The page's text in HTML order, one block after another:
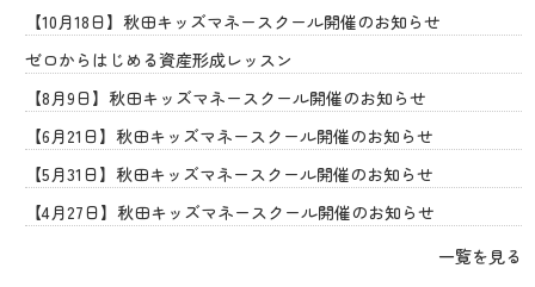
【10月18日】秋田キッズマネースクール開催のお知らせ
ゼロからはじめる資産形成レッスン
【8月9日】秋田キッズマネースクール開催のお知らせ
【6月21日】秋田キッズマネースクール開催のお知らせ
【5月31日】秋田キッズマネースクール開催のお知らせ
【4月27日】秋田キッズマネースクール開催のお知らせ
一覧を見る